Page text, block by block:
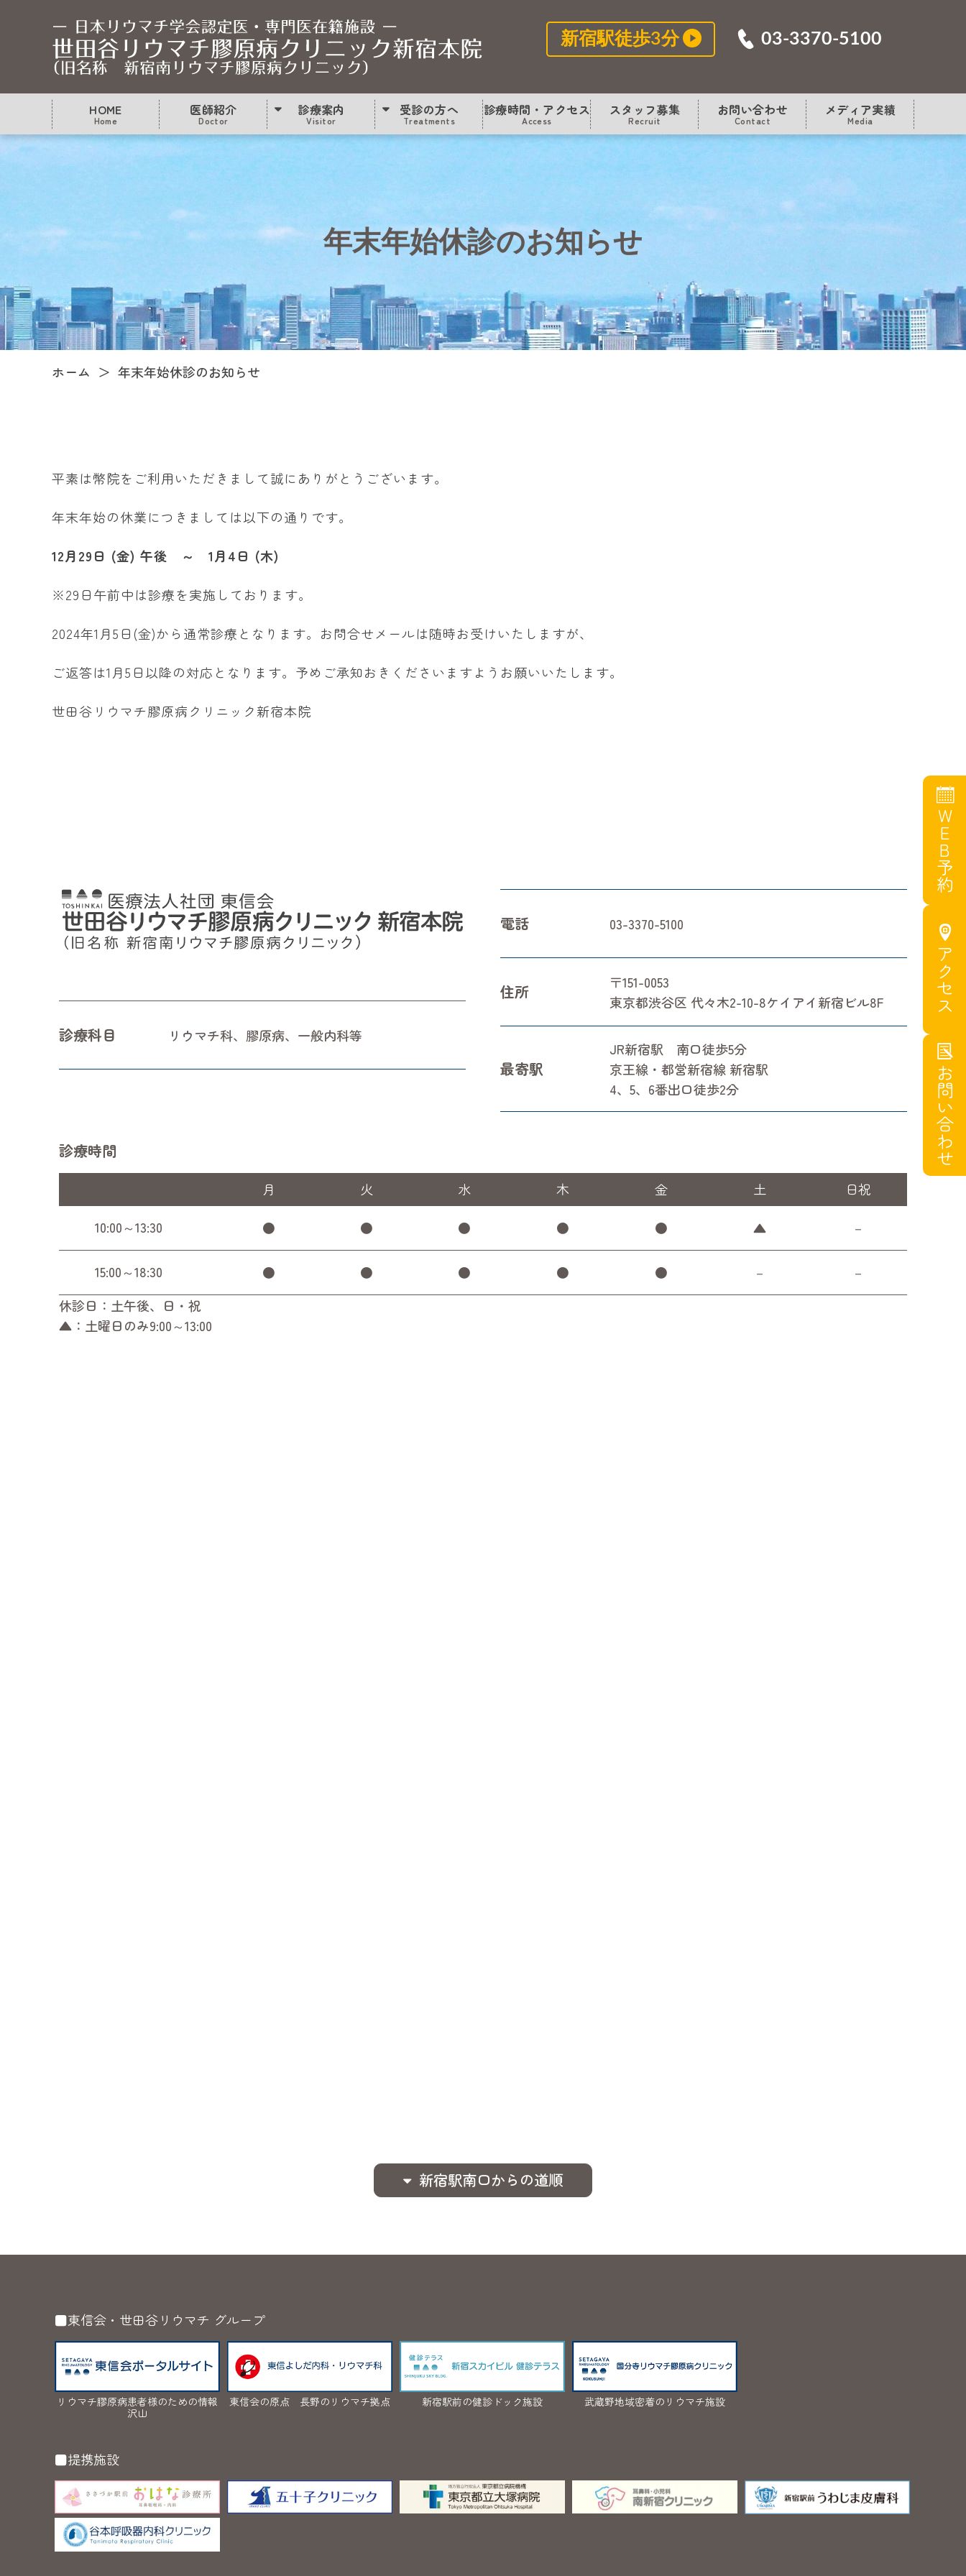
新宿駅徒歩3分 03-3370-5100
HOME
Home
医師紹介
Doctor
診療案内
Visitor
受診の方へ
Treatments
診療時間・アクセス
Access
スタッフ募集
Recruit
お問い合わせ
Contact
メディア実績
Media
年末年始休診のお知らせ
ホーム 年末年始休診のお知らせ
平素は幣院をご利用いただきまして誠にありがとうございます。
年末年始の休業につきましては以下の通りです。
12月29日 (金) 午後 ～ 1月4日 (木)
※29日午前中は診療を実施しております。
2024年1月5日(金)から通常診療となります。お問合せメールは随時お受けいたしますが、
ご返答は1月5日以降の対応となります。予めご承知おきくださいますようお願いいたします。
世田谷リウマチ膠原病クリニック新宿本院
診療科目 リウマチ科、膠原病、一般内科等
電話 03-3370-5100
住所
〒151-0053
東京都渋谷区 代々木2-10-8ケイアイ新宿ビル8F
最寄駅
JR新宿駅 南口徒歩5分
京王線・都営新宿線 新宿駅
4、5、6番出口徒歩2分
診療時間
月 火 水 木 金 土 日祝
10:00～13:30 ● ● ● ● ● ▲ －
15:00～18:30 ● ● ● ● ● －
－
休診日：土午後、日・祝
▲：土曜日のみ9:00～13:00
新宿駅南口からの道順
WEB予約
アクセス
お問い合わせ
■東信会・世田谷リウマチ グループ
リウマチ膠原病患者様のための情報
沢山
東信会の原点 長野のリウマチ拠点 新宿駅前の健診ドック施設 武蔵野地域密着のリウマチ施設
■提携施設